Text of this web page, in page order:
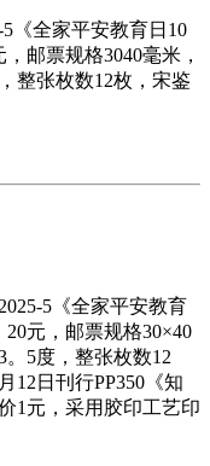
《全家平安教育日10
邮票规格3040毫米，
整张枚数12枚，宋鉴
5《全家平安教育
元，邮票规格30×40
5度，整张枚数12
12日刊行PP350《知
1元，采用胶印工艺印